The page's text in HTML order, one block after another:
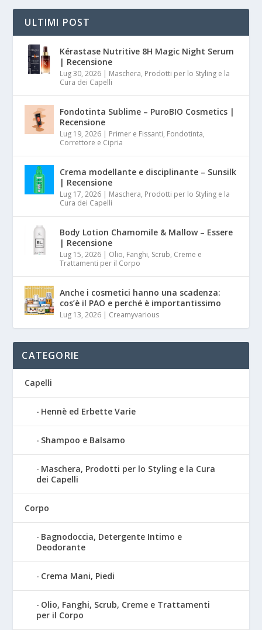
ULTIMI POST
Kérastase Nutritive 8H Magic Night Serum
| Recensione
Lug 30, 2026 | Maschera, Prodotti per lo Styling e la
Cura dei Capelli
Fondotinta Sublime – PuroBIO Cosmetics |
Recensione
Lug 19, 2026 | Primer e Fissanti, Fondotinta,
Correttore e Cipria
Crema modellante e disciplinante – Sunsilk
| Recensione
Lug 17, 2026 | Maschera, Prodotti per lo Styling e la
Cura dei Capelli
Body Lotion Chamomile & Mallow – Essere
| Recensione
Lug 15, 2026 | Olio, Fanghi, Scrub, Creme e
Trattamenti per il Corpo
Anche i cosmetici hanno una scadenza:
cos’è il PAO e perché è importantissimo
Lug 13, 2026 | Creamyvarious
CATEGORIE
Capelli
Hennè ed Erbette Varie
Shampoo e Balsamo
Maschera, Prodotti per lo Styling e la Cura
dei Capelli
Corpo
Bagnodoccia, Detergente Intimo e
Deodorante
Crema Mani, Piedi
Olio, Fanghi, Scrub, Creme e Trattamenti
per il Corpo